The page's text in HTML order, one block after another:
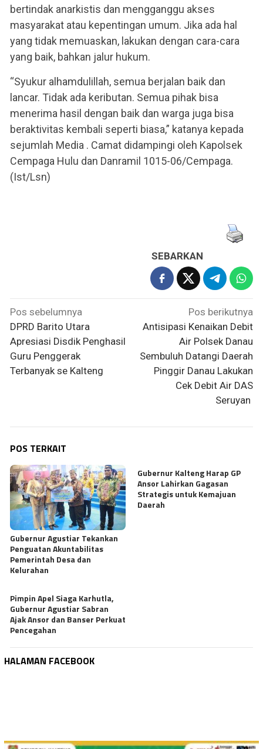
bertindak anarkistis dan mengganggu akses
masyarakat atau kepentingan umum. Jika ada hal
yang tidak memuaskan, lakukan dengan cara-cara
yang baik, bahkan jalur hukum.
“Syukur alhamdulillah, semua berjalan baik dan
lancar. Tidak ada keributan. Semua pihak bisa
menerima hasil dengan baik dan warga juga bisa
beraktivitas kembali seperti biasa,” katanya kepada
sejumlah Media . Camat didampingi oleh Kapolsek
Cempaga Hulu dan Danramil 1015-06/Cempaga.
(Ist/Lsn)
SEBARKAN
Navigasi
pos
Pos sebelumnya
DPRD Barito Utara
Apresiasi Disdik Penghasil
Guru Penggerak
Terbanyak se Kalteng
Pos berikutnya
Antisipasi Kenaikan Debit
Air Polsek Danau
Sembuluh Datangi Daerah
Pinggir Danau Lakukan
Cek Debit Air DAS
Seruyan
POS TERKAIT
Gubernur Agustiar Tekankan
Penguatan Akuntabilitas
Pemerintah Desa dan
Kelurahan
Gubernur Kalteng Harap GP
Ansor Lahirkan Gagasan
Strategis untuk Kemajuan
Daerah
Pimpin Apel Siaga Karhutla,
Gubernur Agustiar Sabran
Ajak Ansor dan Banser Perkuat
Pencegahan
HALAMAN FACEBOOK